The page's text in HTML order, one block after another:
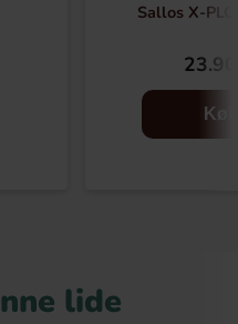
Sallos X-
Køb
lide